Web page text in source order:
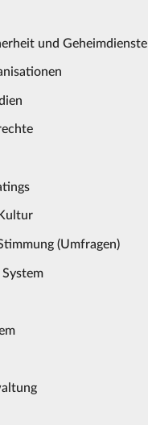
und Geheimdienste
(Umfragen)